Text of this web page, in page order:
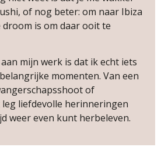
of nog beter: om naar Ibiza
is om daar ooit te
mijn werk is dat ik echt iets
momenten. Van een
of
liefdevolle herinneringen
weer even kunt herbeleven.